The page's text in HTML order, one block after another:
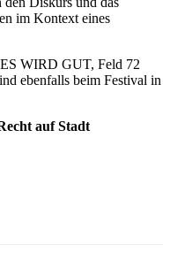
im Kontext eines
WIRD GUT, Feld 72
ebenfalls beim Festival in
auf Stadt